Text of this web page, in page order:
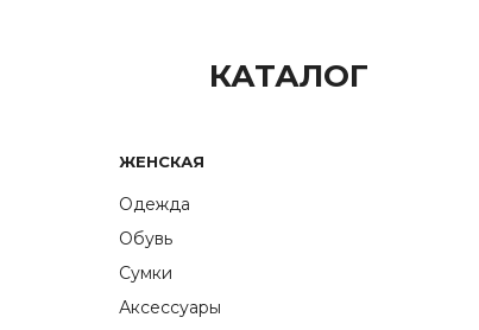
КАТАЛОГ
ЖЕНСКАЯ
Одежда
Обувь
Сумки
Аксессуары